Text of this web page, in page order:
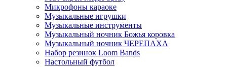
Микрофоны караоке
Музыкальные игрушки
Музыкальные инструменты
Музыкальный ночник Божья коровка
Музыкальный ночник ЧЕРЕПАХА
Набор резинок Loom Bands
Настольный футбол